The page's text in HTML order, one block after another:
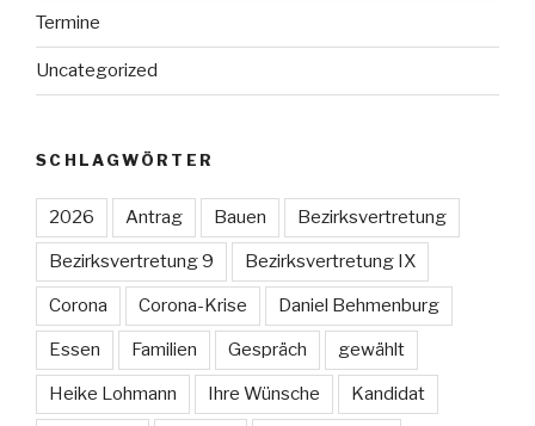
Termine
Uncategorized
SCHLAGWÖRTER
2026 Antrag Bauen Bezirksvertretung
Bezirksvertretung 9 Bezirksvertretung IX
Corona Corona-Krise Daniel Behmenburg
Essen Familien Gespräch gewählt
Heike Lohmann Ihre Wünsche Kandidat